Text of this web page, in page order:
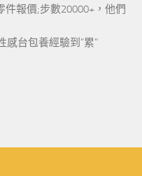
件報價;步數20000+，他們
台包養經驗到”累”